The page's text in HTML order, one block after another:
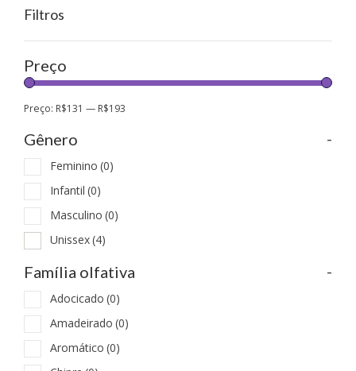
Filtros
Preço
Preço: R$131 — R$193
Gênero -
Feminino (0)
Infantil (0)
Masculino (0)
Unissex(4)
Família olfativa -
Adocicado (0)
Amadeirado (0)
Aromático (0)